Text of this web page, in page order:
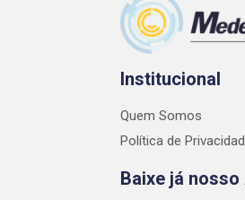
Institucional
Quem Somos
Política de
Baixe já nosso